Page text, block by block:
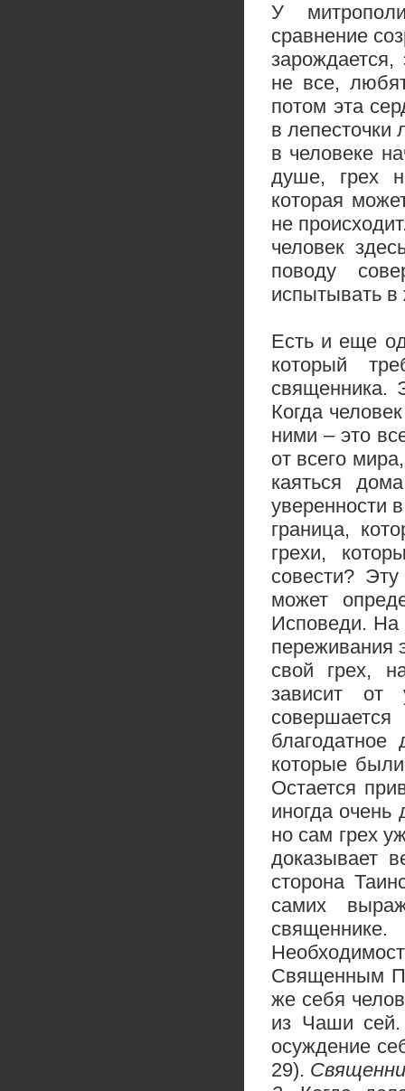
У
сравнение
не все,
потом эта
в лепесточки
в человеке
душе, грех
которая
не
человек
поводу
испытывать в
Есть и еще
который
священника.
Когда
ними – это
от всего
каяться
уверенности
граница,
грехи,
совести?
может
Исповеди. На
переживания
свой грех,
зависит от
которые
Остается
иногда очень
но сам грех
доказывает
сторона
самих
священнике.
Священным
же себя
из Чаши сей.
осуждение
29).